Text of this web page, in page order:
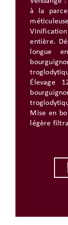
à la
entière.
longue
Élevage
Mise en
légère